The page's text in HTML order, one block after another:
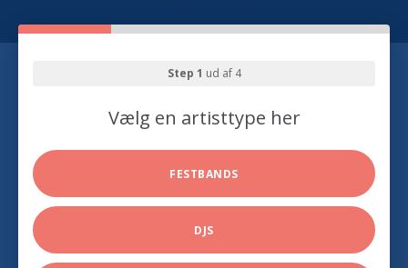
Step 1 ud af 4
Vælg en artisttype her
FESTBANDS
DJS